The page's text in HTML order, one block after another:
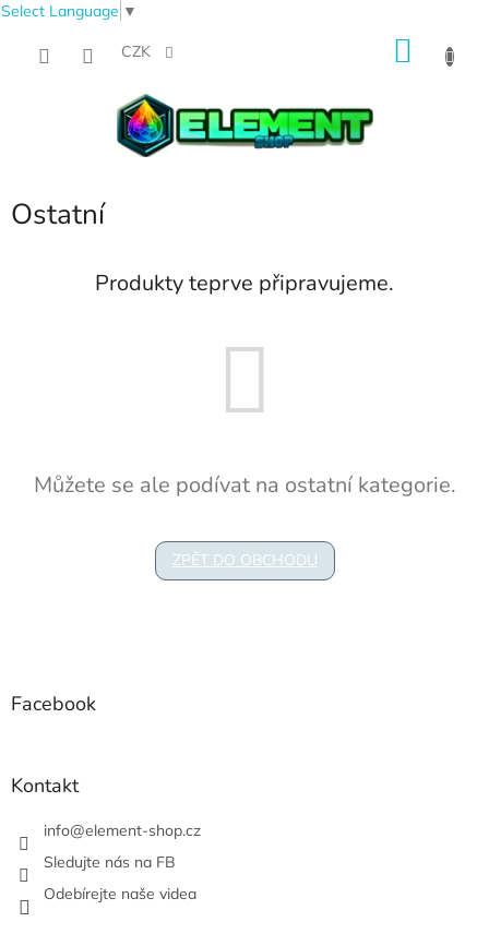
Select Language ▼
CZK
Ostatní
Produkty teprve připravujeme.
Můžete se ale podívat na ostatní kategorie.
ZPĚT DO OBCHODU
Facebook
Kontakt
info@element-shop.cz
Sledujte nás na FB
Odebírejte naše videa